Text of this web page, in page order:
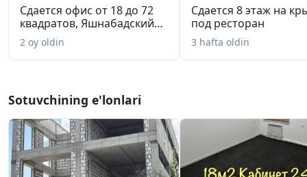
Сдается офис от 18 до 72
квадратов, Яшнабадский
ра...
2 oy oldin
Сдается 8 этаж на
под ресторан
3 hafta oldin
Sotuvchining e'lonlari